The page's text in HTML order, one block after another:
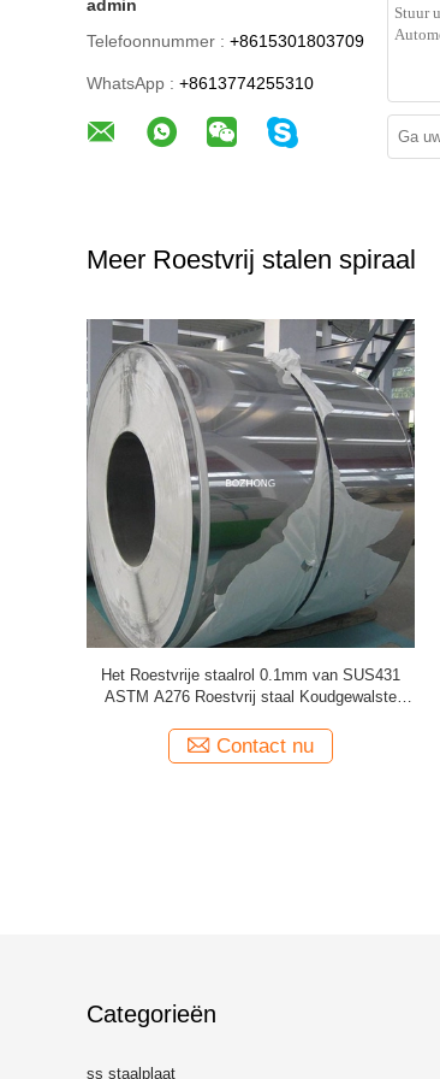
admin
Telefoonnummer : +8615301803709
WhatsApp : +8613774255310
Meer Roestvrij stalen spiraal
Corrosiebestendig 347 van de de Strookbouw
van het Roestvrij staalblad het Metaalmateriaal
Contact nu
Categorieën
ss staalplaat